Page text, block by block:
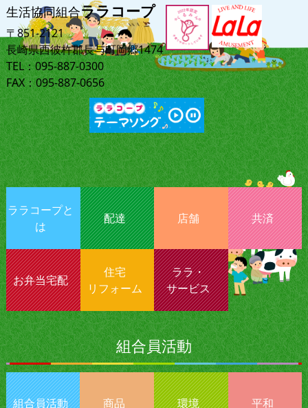
生活協同組合ララコープ
〒851-2121
長崎県西彼杵郡長与町岡郷1474
TEL：095-887-0300
FAX：095-887-0656
ララコープと
は
配達 店舗 共済
お弁当宅配
住宅
リフォーム
ララ・
サービス
組合員活動
組合員活動 商品 環境 平和